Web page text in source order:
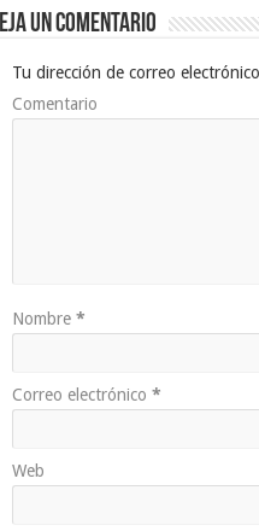
un comentario
Tu dirección de correo
Comentario
Nombre *
Correo electrónico *
Web